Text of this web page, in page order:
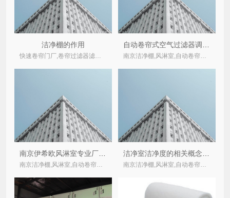
洁净棚的作用
快速卷帘门厂,卷帘过滤器滤棉,净化无尘车间,卷绕式初效过滤器,用途,风淋室哪家好江苏,自动卷轴式过滤器,自动卷帘式过滤器价格,转轮式全热交换器带自卷过滤器,
自动卷帘式空气过滤器调试注意事项
南京洁净棚,风淋室,自动卷帘式,卷绕式空气过滤器厂家